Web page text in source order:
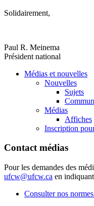
Solidairement,
Paul R. Meinema
Président national
Médias et nouvelles
Nouvelles
Sujets
Médias
Affiches
Inscription
Contact médias
Pour les demandes des
ufcw@ufcw.ca en
Consulter nos